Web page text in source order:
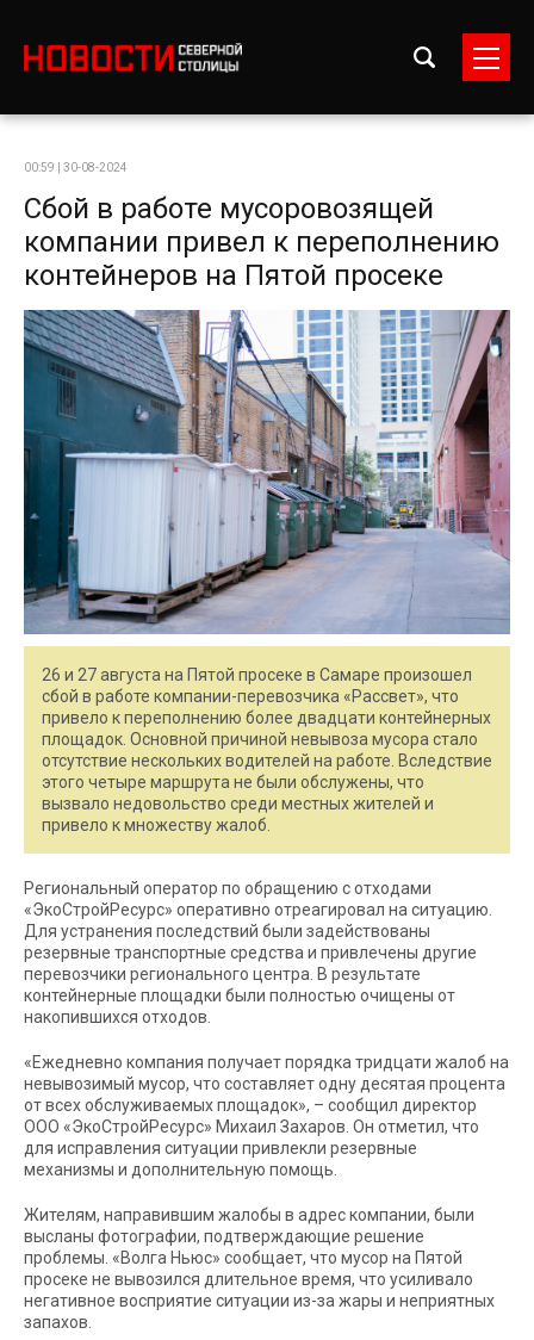
00:59 | 30-08-2024
Сбой в работе мусоровозящей
компании привел к переполнению
контейнеров на Пятой просеке
26 и 27 августа на Пятой просеке в Самаре произошел
сбой в работе компании-перевозчика «Рассвет», что
привело к переполнению более двадцати контейнерных
площадок. Основной причиной невывоза мусора стало
отсутствие нескольких водителей на работе. Вследствие
этого четыре маршрута не были обслужены, что
вызвало недовольство среди местных жителей и
привело к множеству жалоб.
Региональный оператор по обращению с отходами
«ЭкоСтройРесурс» оперативно отреагировал на ситуацию.
Для устранения последствий были задействованы
резервные транспортные средства и привлечены другие
перевозчики регионального центра. В результате
контейнерные площадки были полностью очищены от
накопившихся отходов.
«Ежедневно компания получает порядка тридцати жалоб на
невывозимый мусор, что составляет одну десятая процента
от всех обслуживаемых площадок», – сообщил директор
ООО «ЭкоСтройРесурс» Михаил Захаров. Он отметил, что
для исправления ситуации привлекли резервные
механизмы и дополнительную помощь.
Жителям, направившим жалобы в адрес компании, были
высланы фотографии, подтверждающие решение
проблемы. «Волга Ньюс» сообщает, что мусор на Пятой
просеке не вывозился длительное время, что усиливало
негативное восприятие ситуации из-за жары и неприятных
запахов.